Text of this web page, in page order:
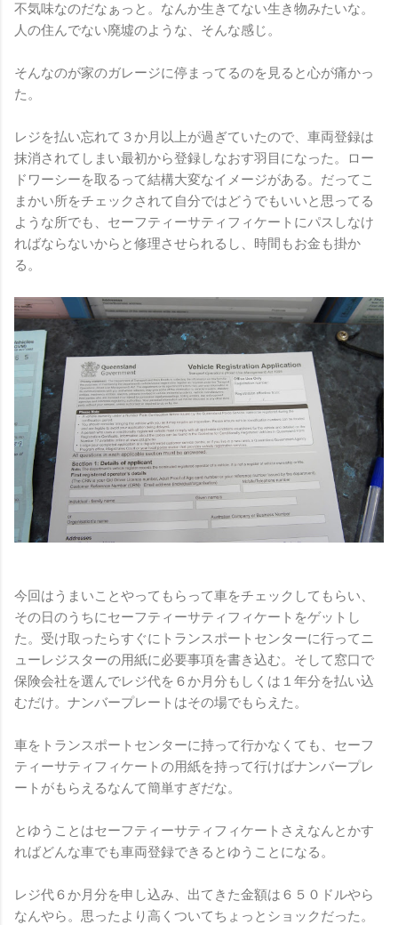
不気味なのだなぁっと。なんか生きてない生き物みたいな。
人の住んでない廃墟のような、そんな感じ。
そんなのが家のガレージに停まってるのを見ると心が痛かっ
た。
レジを払い忘れて３か月以上が過ぎていたので、車両登録は
抹消されてしまい最初から登録しなおす羽目になった。ロー
ドワーシーを取るって結構大変なイメージがある。だってこ
まかい所をチェックされて自分ではどうでもいいと思ってる
ような所でも、セーフティーサティフィケートにパスしなけ
ればならないからと修理させられるし、時間もお金も掛か
る。
今回はうまいことやってもらって車をチェックしてもらい、
その日のうちにセーフティーサティフィケートをゲットし
た。受け取ったらすぐにトランスポートセンターに行ってニ
ューレジスターの用紙に必要事項を書き込む。そして窓口で
保険会社を選んでレジ代を６か月分もしくは１年分を払い込
むだけ。ナンバープレートはその場でもらえた。
車をトランスポートセンターに持って行かなくても、セーフ
ティーサティフィケートの用紙を持って行けばナンバープレ
ートがもらえるなんて簡単すぎだな。
とゆうことはセーフティーサティフィケートさえなんとかす
ればどんな車でも車両登録できるとゆうことになる。
レジ代６か月分を申し込み、出てきた金額は６５０ドルやら
なんやら。思ったより高くついてちょっとショックだった。